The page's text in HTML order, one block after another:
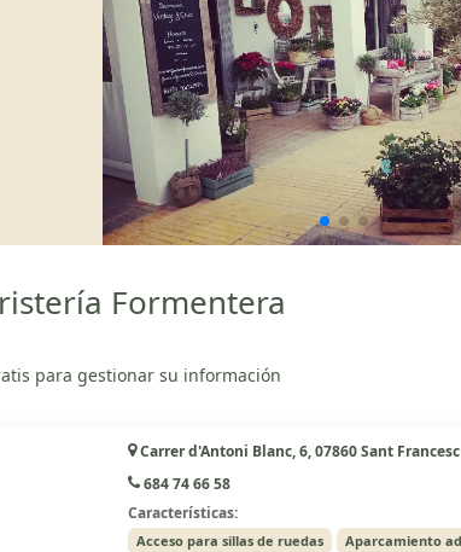
Formentera
para gestionar su información
Carrer d'Antoni Blanc, 6, 07860 Sant
684 74 66 58
Características:
Acceso para sillas de ruedas
Aparcamiento